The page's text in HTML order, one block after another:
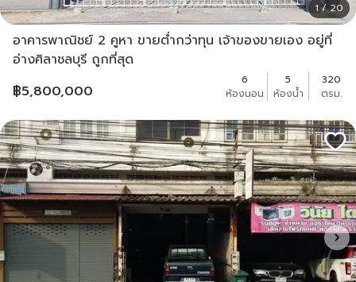
1 / 20
อาคารพาณิชย์ 2 คูหา ขายต่ำกว่าทุน เจ้าของขายเอง อยู่ที่
อ่างศิลาชลบุรี ถูกที่สุด
฿5,800,000
6
ห้องนอน
5
ห้องน้ำ
320
ตรม.